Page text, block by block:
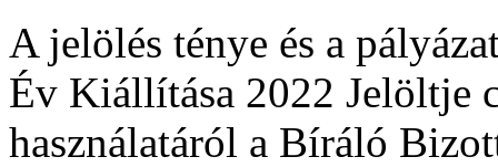
A jelölés ténye és a
Év Kiállítása 2022 Jelöltje
használatáról a Bíráló